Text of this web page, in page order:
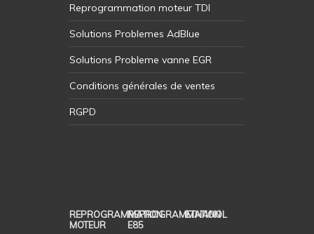
Reprogrammation moteur TDI
Solutions Problemes AdBlue
Solutions Probleme vanne EGR
Conditions générales de ventes
RGPD
REPROGRAMMATION
MOTEUR
REPROGRAMMATION
E85
ETHANOL